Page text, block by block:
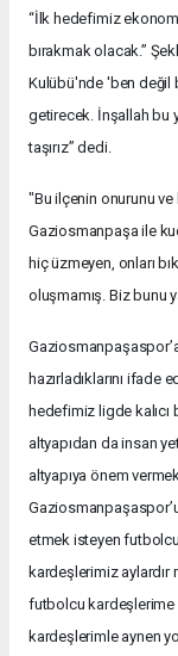
“İlk hedefimiz
bırakmak olacak.”
Kulübü'nde 'ben değil
getirecek. İnşallah bu
taşırız” dedi.
"Bu ilçenin onurunu
Gaziosmanpaşa ile
hiç üzmeyen, onları
oluşmamış. Biz bunu
hazırladıklarını
hedefimiz ligde
altyapıdan da insan
altyapıya önem
etmek isteyen
kardeşlerimiz aylardır
futbolcu kardeşlerime
kardeşlerimle aynen